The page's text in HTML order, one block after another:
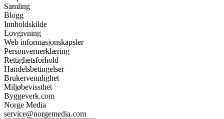
Samling
Blogg
Innholdskilde
Lovgivning
Web informasjonskapsler
Personvernerklæring
Rettighetsforhold
Handelsbetingelser
Brukervennlighet
Miljøbevissthet
Byggeverk.com
Norge Media
service@norgemedia.com